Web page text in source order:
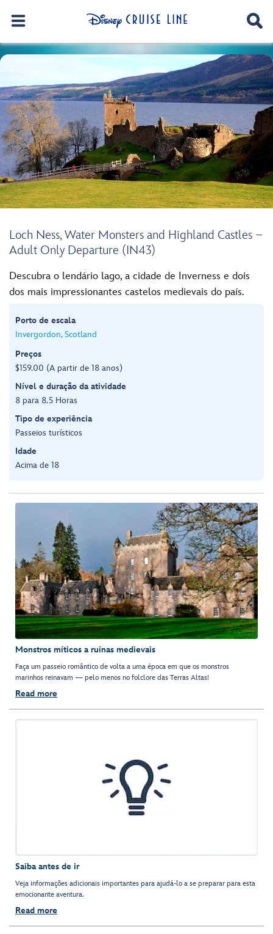
Loch Ness, Water Monsters and Highland Castles –
Adult Only Departure (IN43)
Descubra o lendário lago, a cidade de Inverness e dois
dos mais impressionantes castelos medievais do país.
Porto de escala
Invergordon, Scotland
Preços
$159.00 (A partir de 18 anos)
Nível e duração da atividade
8 para 8.5 Horas
Tipo de experiência
Passeios turísticos
Idade
Acima de 18
Monstros míticos a ruínas medievais
Faça um passeio romântico de volta a uma época em que os monstros
marinhos reinavam — pelo menos no folclore das Terras Altas!
Read more
Saiba antes de ir
Veja informações adicionais importantes para ajudá-lo a se preparar para esta
emocionante aventura.
Read more